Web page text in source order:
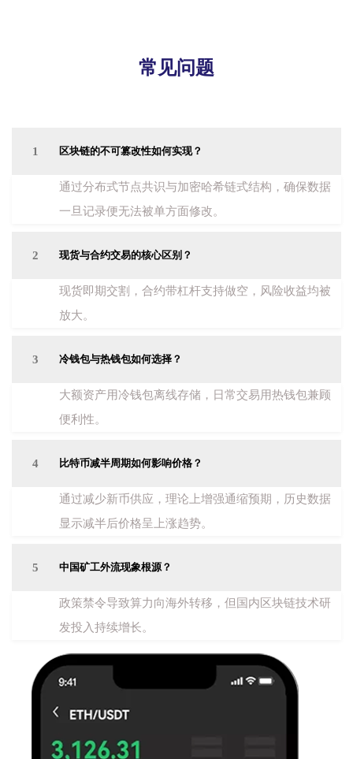
常见问题
1 区块链的不可篡改性如何实现？
通过分布式节点共识与加密哈希链式结构，确保数据
一旦记录便无法被单方面修改。
2 现货与合约交易的核心区别？
现货即期交割，合约带杠杆支持做空，风险收益均被
放大。
3 冷钱包与热钱包如何选择？
大额资产用冷钱包离线存储，日常交易用热钱包兼顾
便利性。
4 比特币减半周期如何影响价格？
通过减少新币供应，理论上增强通缩预期，历史数据
显示减半后价格呈上涨趋势。
5 中国矿工外流现象根源？
政策禁令导致算力向海外转移，但国内区块链技术研
发投入持续增长。